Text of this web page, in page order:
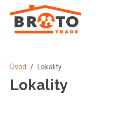
Úvod / Lokality
Lokality